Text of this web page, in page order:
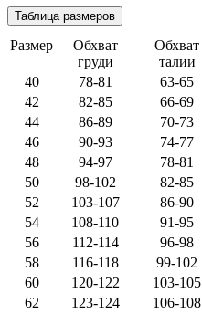
Размер
Обхват
груди
Обхват
талии
40 78-81 63-65
42
82-85 66-69
44
86-89 70-73
46
90-93 74-77
48
94-97 78-81
50
98-102 82-85
52
103-107 86-90
54
108-110 91-95
56
112-114 96-98
58
116-118 99-102
60
120-122 103-105
62
123-124 106-108